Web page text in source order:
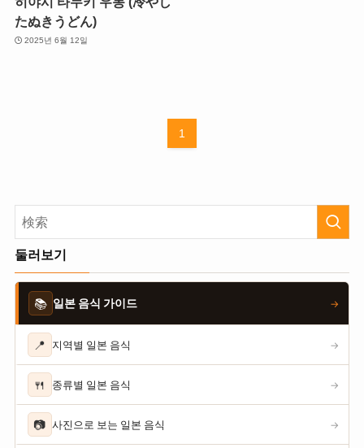
たぬきうどん)
2025년 6월 12일
1
둘러보기
📚 일본 음식 가이드 →
📍 지역별 일본 음식 →
🍴 종류별 일본 음식 →
📷 사진으로 보는 일본 음식 →